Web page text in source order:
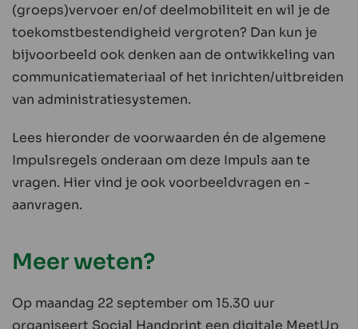
(groeps)vervoer en/of deelmobiliteit en wil je de
toekomstbestendigheid vergroten? Dan kun je
bijvoorbeeld ook denken aan de ontwikkeling van
communicatiemateriaal of het inrichten/uitbreiden
van administratiesystemen.
Lees hieronder de voorwaarden én de algemene
Impulsregels onderaan om deze Impuls aan te
vragen. Hier vind je ook voorbeeldvragen en -
aanvragen.
Meer weten?
Op maandag 22 september om 15.30 uur
organiseert Social Handprint een digitale MeetUp